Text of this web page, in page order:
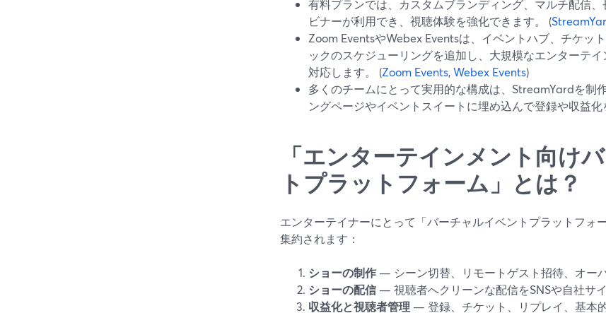
有料プランでは、カスタムブランディング、マルチ配信
ビナーが利用でき、視聴体験を強化できます。 (
Zoom EventsやWebex Eventsは、イベントハブ、チケッ
ックのスケジューリングを追加し、大規模なエンターテ
対応します。 (Zoom Events,Webex Events)
多くのチームにとって実用的な構成は、StreamYardを制
ングページやイベントスイートに埋め込んで登録や収益化
「エンターテインメント向け
トプラットフォーム」とは？
エンターテイナーにとって「バーチャルイベントプラットフォ
集約されます：
ショーの制作 — シーン切替、リモートゲスト招待、オー
ショーの配信 — 視聴者へクリーンな配信をSNSや自社サ
収益化と視聴者管理 — 登録、チケット、リプレイ、基本